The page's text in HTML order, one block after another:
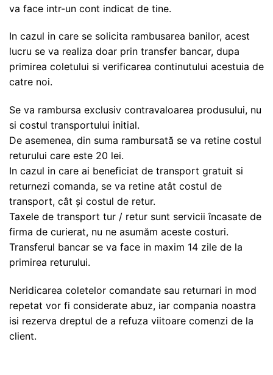
va face intr-un cont indicat de tine.
In cazul in care se solicita rambusarea banilor, acest
lucru se va realiza doar prin transfer bancar, dupa
primirea coletului si verificarea continutului acestuia de
catre noi.
Se va rambursa exclusiv contravaloarea produsului, nu
si costul transportului initial.
De asemenea, din suma rambursată se va retine costul
returului care este 20 lei.
In cazul in care ai beneficiat de transport gratuit si
returnezi comanda, se va retine atât costul de
transport, cât și costul de retur.
Taxele de transport tur / retur sunt servicii încasate de
firma de curierat, nu ne asumăm aceste costuri.
Transferul bancar se va face in maxim 14 zile de la
primirea returului.
Neridicarea coletelor comandate sau returnari in mod
repetat vor fi considerate abuz, iar compania noastra
isi rezerva dreptul de a refuza viitoare comenzi de la
client.